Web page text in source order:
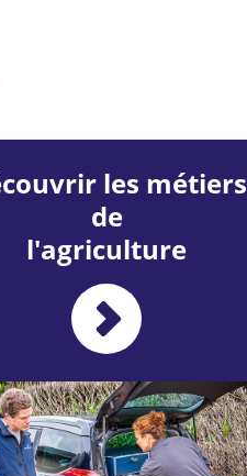
les métiers
de
l'agriculture